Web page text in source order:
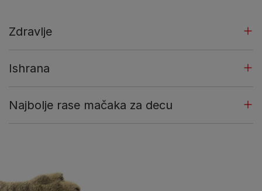
Zdravlje
Ishrana
Najbolje rase mačaka za decu